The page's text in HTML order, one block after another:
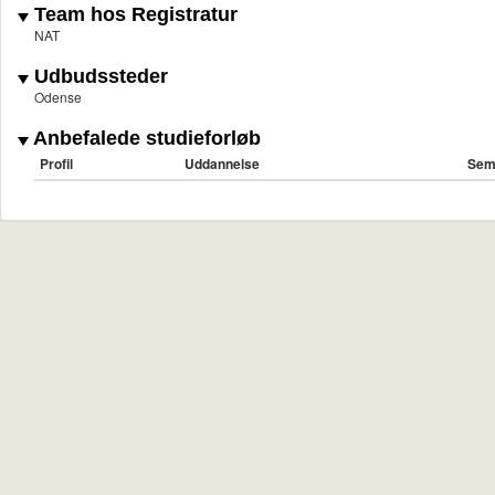
Team hos Registratur
NAT
Udbudssteder
Odense
Anbefalede studieforløb
Profil Uddannelse